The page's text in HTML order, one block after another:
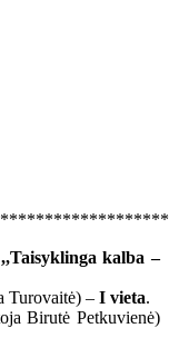
kalba –
Turovaitė) – I vieta.
Birutė Petkuvienė)